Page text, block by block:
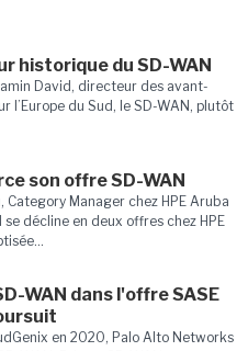
historique du SD-WAN
David, directeur des avant-
l’Europe du Sud, le SD-WAN, plutôt
son offre SD-WAN
Category Manager chez HPE Aruba
décline en deux offres chez HPE
WAN dans l'offre SASE
en 2020, Palo Alto Networks